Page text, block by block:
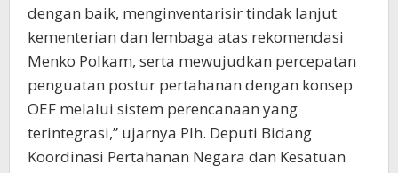
dengan baik, menginventarisir tindak lanjut
kementerian dan lembaga atas rekomendasi
Menko Polkam, serta mewujudkan percepatan
penguatan postur pertahanan dengan konsep
OEF melalui sistem perencanaan yang
terintegrasi,” ujarnya Plh. Deputi Bidang
Koordinasi Pertahanan Negara dan Kesatuan